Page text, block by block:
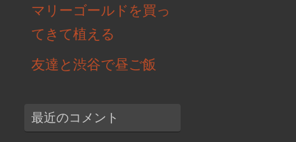
マリーゴールドを買っ
てきて植える
友達と渋谷で昼ご飯
最近のコメント